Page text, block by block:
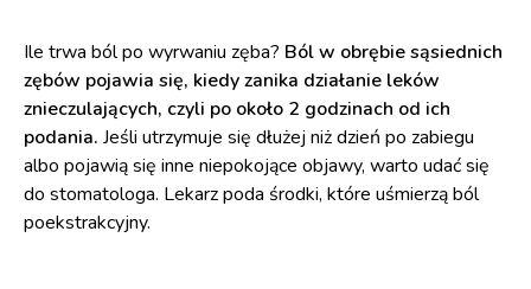
Ile trwa ból po wyrwaniu zęba? Ból w obrębie sąsiednich
zębów pojawia się, kiedy zanika działanie leków
znieczulających, czyli po około 2 godzinach od ich
podania. Jeśli utrzymuje się dłużej niż dzień po zabiegu
albo pojawią się inne niepokojące objawy, warto udać się
do stomatologa. Lekarz poda środki, które uśmierzą ból
poekstrakcyjny.